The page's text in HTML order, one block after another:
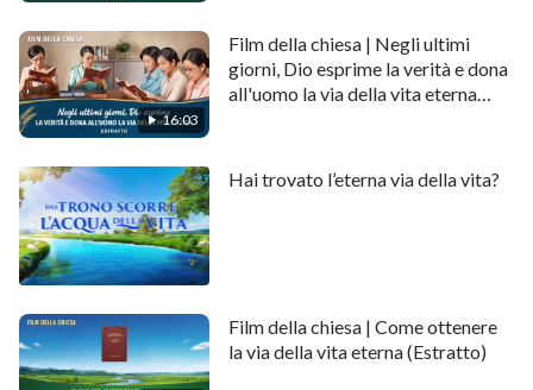
16:03
Film della chiesa | Negli ultimi
giorni, Dio esprime la verità e dona
all'uomo la via della vita eterna
Hai trovato l’eterna via della vita?
Film della chiesa | Come ottenere
la via della vita eterna (Estratto)